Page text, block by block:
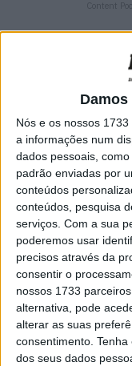
Nós e os nossos 1733
a informações num
dados pessoais,
padrão enviadas por
conteúdos
conteúdos, pesquisa
serviços. Com a sua
poderemos usar
precisos através da
consentir o
nossos 1733
alternativa, pode
alterar as suas
consentimento. Tenha
dos seus dados
Content
Localizado na
Mandalika Street
terceira vez. Na
piloto da Ducati
O piloto de Turim,
vitória a partir do
queda na semana
do Mundo de
reduzir a diferença
encontra
do líder Jorge